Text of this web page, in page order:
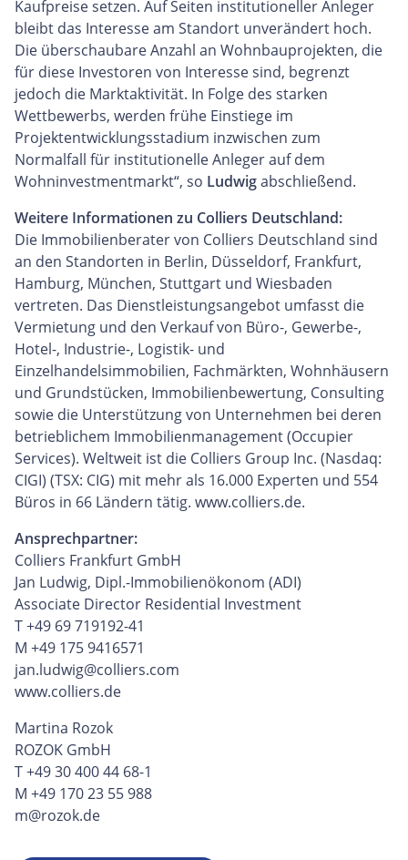
Kaufpreise setzen. Auf Seiten institutioneller Anleger
bleibt das Interesse am Standort unverändert hoch.
Die überschaubare Anzahl an Wohnbauprojekten, die
für diese Investoren von Interesse sind, begrenzt
jedoch die Marktaktivität. In Folge des starken
Wettbewerbs, werden frühe Einstiege im
Projektentwicklungsstadium inzwischen zum
Normalfall für institutionelle Anleger auf dem
Wohninvestmentmarkt“, so Ludwigabschließend.
Weitere Informationen zu Colliers Deutschland:
Die Immobilienberater von Colliers Deutschland sind
an den Standorten in Berlin, Düsseldorf, Frankfurt,
Hamburg, München, Stuttgart und Wiesbaden
vertreten. Das Dienstleistungsangebot umfasst die
Vermietung und den Verkauf von Büro-, Gewerbe-,
Hotel-, Industrie-, Logistik- und
Einzelhandelsimmobilien, Fachmärkten, Wohnhäusern
und Grundstücken, Immobilienbewertung, Consulting
sowie die Unterstützung von Unternehmen bei deren
betrieblichem Immobilienmanagement (Occupier
Services). Weltweit ist die Colliers Group Inc. (Nasdaq:
CIGI) (TSX: CIG) mit mehr als 16.000 Experten und 554
Büros in 66 Ländern tätig. www.colliers.de.
Ansprechpartner:
Colliers Frankfurt GmbH
Jan Ludwig, Dipl.-Immobilienökonom (ADI)
Associate Director Residential Investment
T +49 69 719192-41
M +49 175 9416571
jan.ludwig@colliers.com
www.colliers.de
Martina Rozok
ROZOK GmbH
T +49 30 400 44 68-1
M +49 170 23 55 988
m@rozok.de